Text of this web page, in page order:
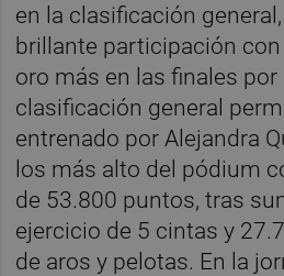
en la clasificación
brillante participación
oro más en las finales por
clasificación general
entrenado por Alejandra
los más alto del pódium
de 53.800 puntos, tras
ejercicio de 5 cintas y
de aros y pelotas. En la